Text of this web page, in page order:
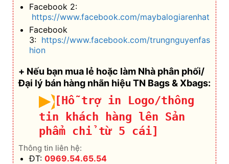
Facebook 2:
https://www.facebook.com/maybalogiarenhat
Facebook
3: https://www.facebook.com/trungnguyenfas
hion
+ Nếu bạn mua lẻ hoặc làm Nhà phân phối/
Đại lý bán hàng nhãn hiệu TN Bags & Xbags:
[Hỗ trợ in Logo/thông
tin khách hàng lên Sản
phẩm chỉ từ 5 cái]
Thông tin liên hệ:
ĐT: 0969.54.65.54